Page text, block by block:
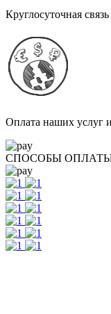
Круглосуточная
Оплата наших услуг
СПОСОБЫ